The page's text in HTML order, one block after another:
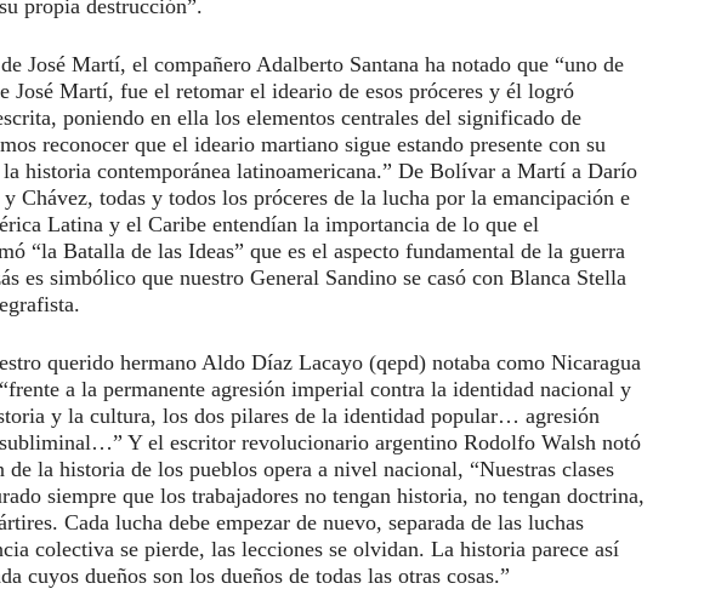
propia destrucción”.
José Martí, el compañero Adalberto Santana ha notado que “uno de
José Martí, fue el retomar el ideario de esos próceres y él logró
poniendo en ella los elementos centrales del significado de
reconocer que el ideario martiano sigue estando presente con su
historia contemporánea latinoamericana.” De Bolívar a Martí a Darío
Chávez, todas y todos los próceres de la lucha por la emancipación e
Latina y el Caribe entendían la importancia de lo que el
“la Batalla de las Ideas” que es el aspecto fundamental de la guerra
es simbólico que nuestro General Sandino se casó con Blanca Stella
querido hermano Aldo Díaz Lacayo (qepd) notaba como Nicaragua
a la permanente agresión imperial contra la identidad nacional y
y la cultura, los dos pilares de la identidad popular… agresión
Y el escritor revolucionario argentino Rodolfo Walsh notó
de la historia de los pueblos opera a nivel nacional, “Nuestras clases
siempre que los trabajadores no tengan historia, no tengan doctrina,
Cada lucha debe empezar de nuevo, separada de las luchas
colectiva se pierde, las lecciones se olvidan. La historia parece así
cuyos dueños son los dueños de todas las otras cosas.”